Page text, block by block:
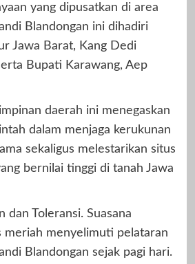
yang dipusatkan di area
Blandongan ini dihadiri
Jawa Barat, Kang Dedi
Bupati Karawang, Aep
daerah ini menegaskan
dalam menjaga kerukunan
sekaligus melestarikan situs
bernilai tinggi di tanah Jawa
dan Toleransi. Suasana
meriah menyelimuti pelataran
Blandongan sejak pagi hari.